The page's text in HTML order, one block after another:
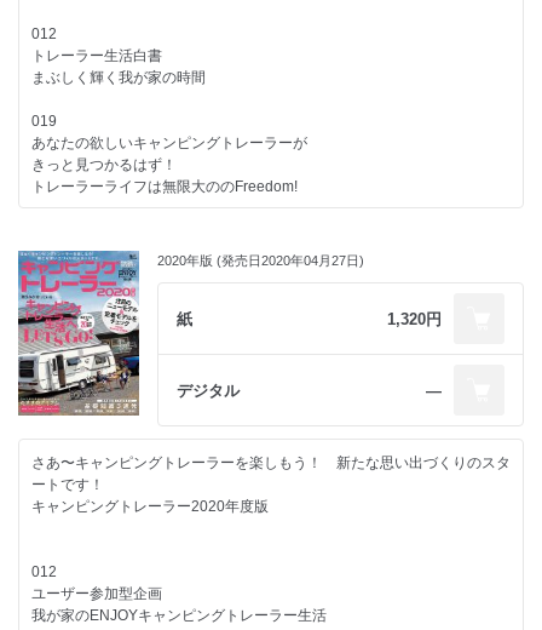
016
750㎏以上の重量のあるトレーラーを牽引するために必要な
牽引免許の取得方法
017
トレーラーを手に入れる前に知っておきたい
7つの事柄
018
トレーラー牽引初体験
020
LPガス質量販売緊急時対応講習
私のトレーラーライフ
栄光社のヒッチメンバー
・グランドクロス GX350
・ミミー 310トレーラー
［タコス］
050
・ホビー 540UL プレステージ
・ホビー 495WFB エクセレント
・スウィフト スプライト クワトロ FB
054
・ハピアー キャンパー HC-1
［西尾張三菱自動車販売］
056
・レナ 3.6
［服部モータース］
058
・ジェイコ ジェイフライト SLX7' 184BS
［ボナンザ］
［バンショップミカミ］
061
HYMER ERIBA Touring Triton 430
HYMER ERIBA Touring Familia 310
AIRSTREAM Globetrotter 23FB twin
AIRSTREAM Flying Cloud 23CB bunk
カーショップスリーセブン
ケイワークス
TRAIL WORKS 520
AIRSTREAM Caravel 20FB
タコス
MIMIe 310 Trailer
ADRIA ADORA 542 UL
ADRIA AVIVA 400 PS
FENDT CARAVAN BIANCO SELECTION 515SG
トーザイアテオ
012
トレーラー生活白書
まぶしく輝く我が家の時間
019
あなたの欲しいキャンピングトレーラーが
きっと見つかるはず！
トレーラーライフは無限大ののFreedom!
ADRIA ADORA 522UP
ADRIA ADORA 542UL
ADRIA AVIVA 400PS
ハイマージャパン
HYMER ERIBA Touring 820
HYMER ERIBA Feeling 470
KNAUS Sudwind 500PF 60years
エアストリームジャパン
カーショップスリーセブン
Scamp Rodeo mini 13ft TYPE II
2020年版 (発売日2020年04月27日)
紙 1,320円
デジタル ―
さあ〜キャンピングトレーラーを楽しもう！ 新たな思い出づくりのスタ
ートです！
キャンピングトレーラー2020年度版
012
ユーザー参加型企画
我が家のENJOYキャンピングトレーラー生活